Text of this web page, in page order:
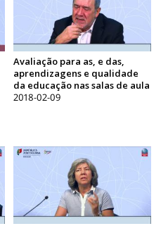
Avaliação para as, e das,
aprendizagens e qualidade
da educação nas salas de aula
2018-02-09